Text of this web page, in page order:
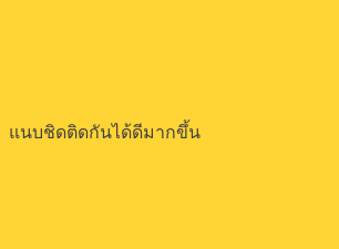
แนบชิดติดกันได้ดีมากขึ้น